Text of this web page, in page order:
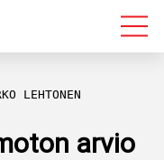
LEHTONEN
arvio